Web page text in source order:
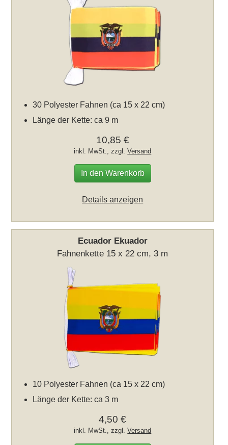
30 Polyester Fahnen (ca 15 x 22 cm)
Länge der Kette: ca 9 m
10,85 €
inkl. MwSt., zzgl.Versand
In den Warenkorb
Details anzeigen
Ecuador Ekuador
Fahnenkette 15 x 22 cm, 3 m
10 Polyester Fahnen (ca 15 x 22 cm)
Länge der Kette: ca 3 m
4,50 €
inkl. MwSt., zzgl.Versand